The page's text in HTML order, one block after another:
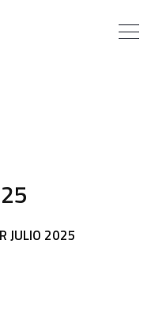
JULIO 2025